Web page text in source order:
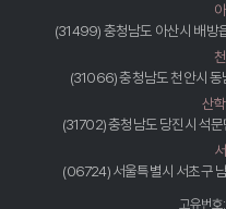
(31499) 충청남도 아산시 배방
(31066) 충청남도 천안시 동
산
(31702) 충청남도 당진시 석
(06724) 서울특별시 서초구
고유번